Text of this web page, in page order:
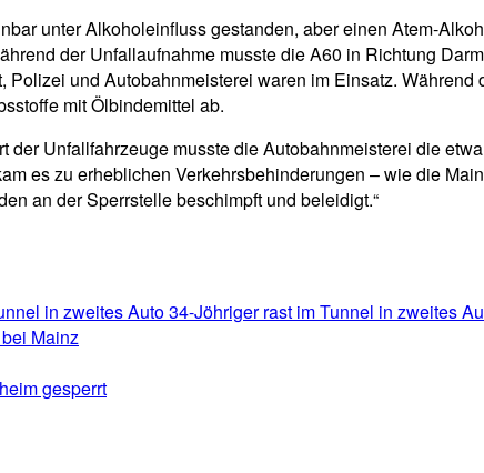
unter Alkoholeinfluss gestanden, aber einen Atem-
der Unfallaufnahme musste die A60 in Richtung
Polizei und Autobahnmeisterei waren im Einsatz.
mit Ölbindemittel ab.
der Unfallfahrzeuge musste die Autobahnmeisterei die
es zu erheblichen Verkehrsbehinderungen – wie die
an der Sperrstelle beschimpft und beleidigt.“
in zweites Auto 34-Jöhriger rast im Tunnel in zweites
Mainz
gesperrt